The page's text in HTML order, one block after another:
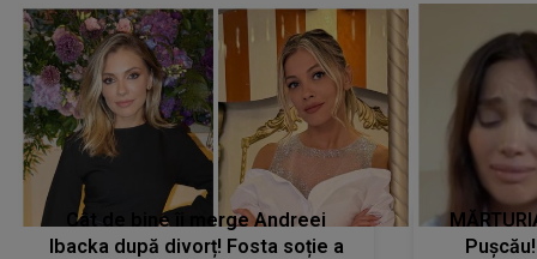
Cât de bine îi merge Andreei
Ibacka după divorț! Fosta soție a